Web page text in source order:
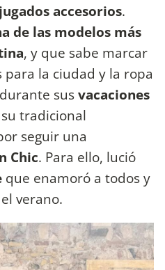
accesorios.
de las modelos más
, y que sabe marcar
la ciudad y la ropa
susvacaciones
tradicional
seguir una
Chic. Para ello, lució
que enamoró a todos y
verano.